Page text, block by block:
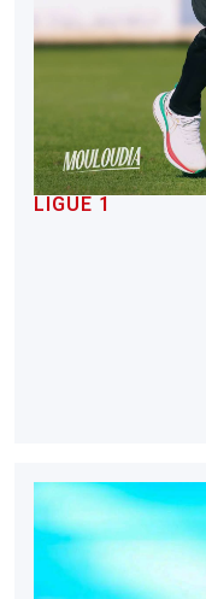
LIGUE 1